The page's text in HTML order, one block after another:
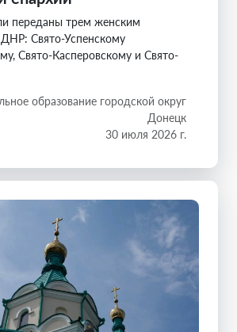
переданы трем женским
Свято-Успенскому
Свято-Касперовскому и Свято-
образование городской округ
Донецк
30 июля 2026 г.